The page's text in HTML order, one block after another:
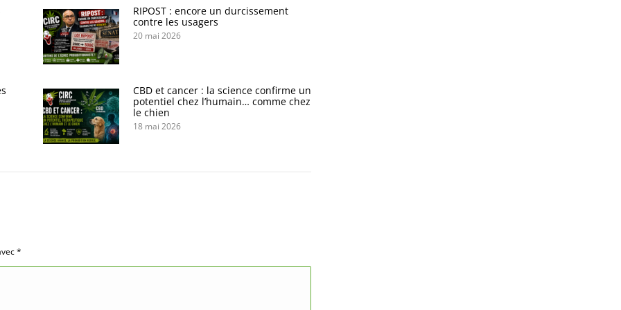
RIPOST : encore un durcissement
contre les usagers
20 mai 2026
CBD et cancer : la science confirme un
potentiel chez l’humain… comme chez
le chien
18 mai 2026
*